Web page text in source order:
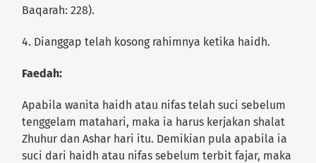
Baqarah: 228).
4. Dianggap telah kosong rahimnya ketika haidh.
Faedah:
Apabila wanita haidh atau nifas telah suci sebelum
tenggelam matahari, maka ia harus kerjakan shalat
Zhuhur dan Ashar hari itu. Demikian pula apabila ia
suci dari haidh atau nifas sebelum terbit fajar, maka